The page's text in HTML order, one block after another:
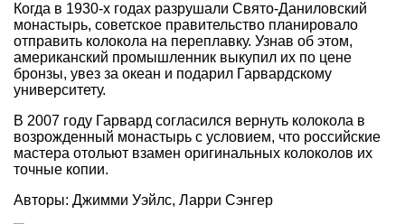
Когда в 1930-х годах разрушали Свято-Даниловский
монастырь, советское правительство планировало
отправить колокола на переплавку. Узнав об этом,
американский промышленник выкупил их по цене
бронзы, увез за океан и подарил Гарвардскому
университету.
В 2007 году Гарвард согласился вернуть колокола в
возрожденный монастырь с условием, что российские
мастера отольют взамен оригинальных колоколов их
точные копии.
Авторы: Джимми Уэйлс, Ларри Сэнгер